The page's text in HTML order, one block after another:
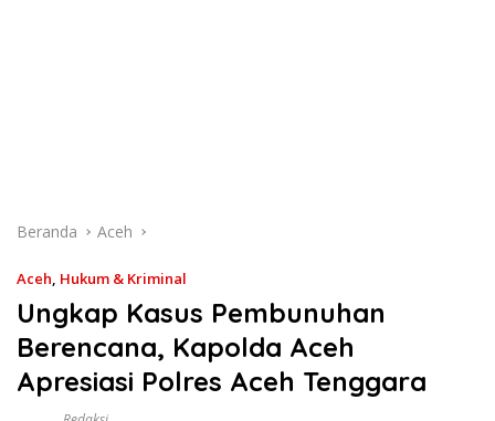
Beranda Aceh
Aceh, Hukum & Kriminal
Ungkap Kasus Pembunuhan
Berencana, Kapolda Aceh
Apresiasi Polres Aceh Tenggara